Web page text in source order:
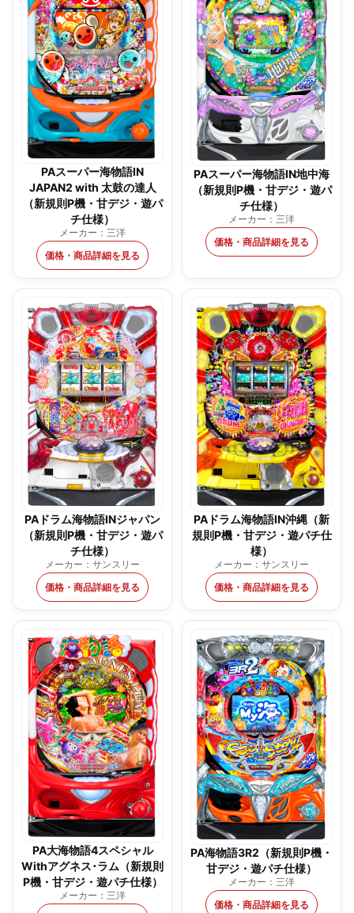
PAスーパー海物語IN
JAPAN2 with 太鼓の達人
（新規則P機・甘デジ・遊パ
チ仕様）
メーカー：三洋
価格・商品詳細を見る
PAスーパー海物語IN地中海
（新規則P機・甘デジ・遊パ
チ仕様）
メーカー：三洋
価格・商品詳細を見る
PAドラム海物語INジャパン
（新規則P機・甘デジ・遊パ
チ仕様）
メーカー：サンスリー
価格・商品詳細を見る
PAドラム海物語IN沖縄（新
規則P機・甘デジ・遊パチ仕
様）
メーカー：サンスリー
価格・商品詳細を見る
PA大海物語4スペシャル
Withアグネス･ラム（新規則
P機・甘デジ・遊パチ仕様）
メーカー：三洋
PA海物語3R2（新規則P機・
甘デジ・遊パチ仕様）
メーカー：三洋
価格・商品詳細を見る